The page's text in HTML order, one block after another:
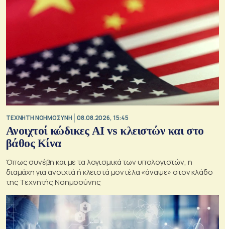
TΕΧΝΗΤΗ ΝΟΗΜΟΣΥΝΗ 08.08.2026, 15:45
Ανοιχτοί κώδικες AI vs κλειστών και στο
βάθος Κίνα
Όπως συνέβη και με τα λογισμικά των υπολογιστών, η
διαμάχη για ανοιχτά ή κλειστά μοντέλα «άναψε» στον κλάδο
της Τεχνητής Νοημοσύνης